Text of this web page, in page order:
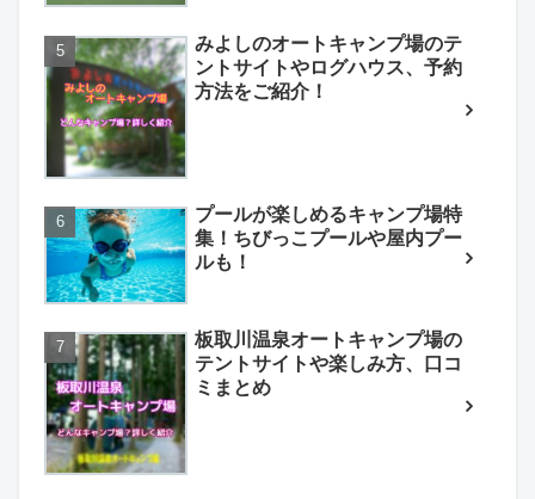
みよしのオートキャンプ場のテ
ントサイトやログハウス、予約
方法をご紹介！
プールが楽しめるキャンプ場特
集！ちびっこプールや屋内プー
ルも！
板取川温泉オートキャンプ場の
テントサイトや楽しみ方、口コ
ミまとめ